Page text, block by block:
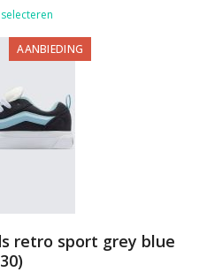
was:
is:
AANBIEDING
IN
retro sport grey blue